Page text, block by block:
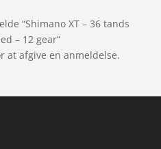
“Shimano XT – 36 tands
– 12 gear”
at afgive en anmeldelse.